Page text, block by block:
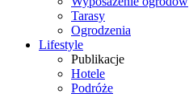
Tarasy
Ogrodzenia
Lifestyle
Publikacje
Hotele
Podróże